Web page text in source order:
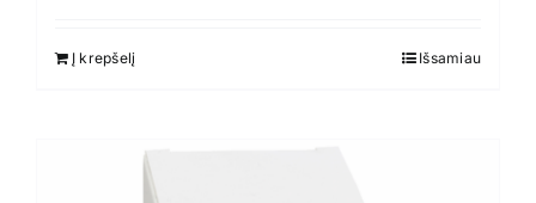
Į krepšelį Išsamiau